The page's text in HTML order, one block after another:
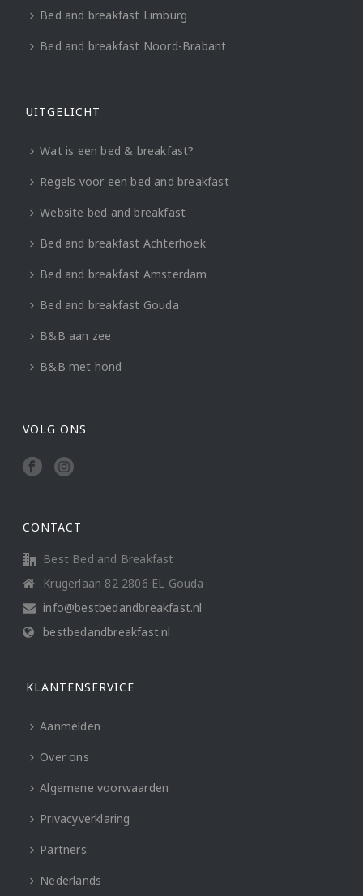
Bed and breakfast Limburg
Bed and breakfast Noord-Brabant
UITGELICHT
Wat is een bed & breakfast?
Regels voor een bed and breakfast
Website bed and breakfast
Bed and breakfast Achterhoek
Bed and breakfast Amsterdam
Bed and breakfast Gouda
B&B aan zee
B&B met hond
VOLG ONS
CONTACT
Best Bed and Breakfast
Krugerlaan 82 2806 EL Gouda
info@bestbedandbreakfast.nl
bestbedandbreakfast.nl
KLANTENSERVICE
Aanmelden
Over ons
Algemene voorwaarden
Privacyverklaring
Partners
Nederlands